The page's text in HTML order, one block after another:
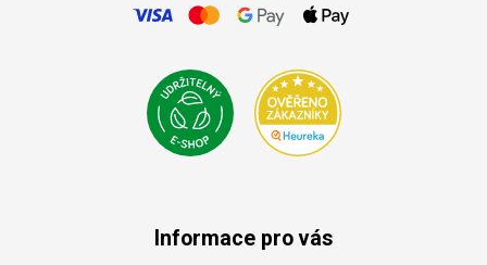
Informace pro vás